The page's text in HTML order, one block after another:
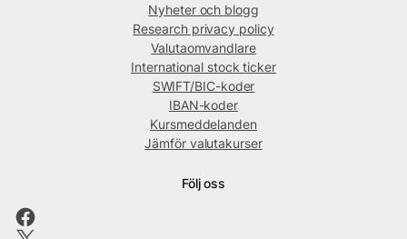
Nyheter och blogg
Research privacy policy
Valutaomvandlare
International stock ticker
SWIFT/BIC-koder
IBAN-koder
Kursmeddelanden
Jämför valutakurser
Följ oss